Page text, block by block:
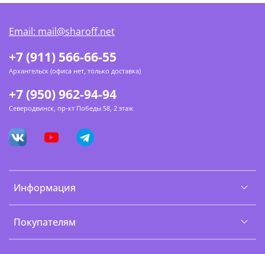
Информация
Покупателям
+7 (911) 566-66-55
Архангельск (офиса нет, только доставка)
+7 (950) 962-94-94
Северодвинск, пр-кт Победы 58, 2 этаж
Email: mail@sharoff.net